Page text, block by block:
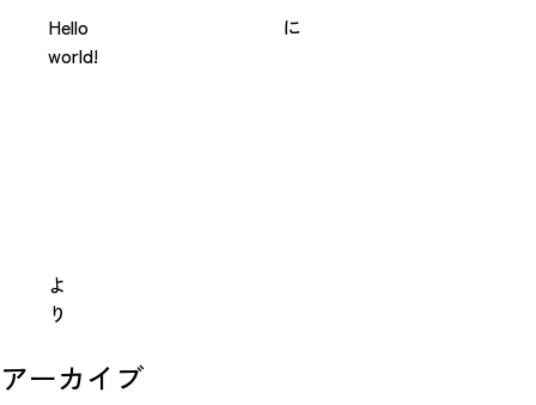
Simulation
Hello
world!
に
よ
り
アーカイブ